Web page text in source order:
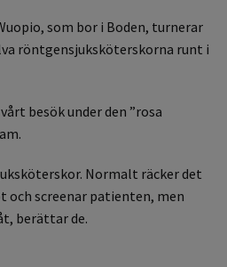
som bor i Boden, turnerar
röntgensjuksköterskorna runt i
besök under den ”rosa
Normalt räcker det
och screenar patienten, men
berättar de.